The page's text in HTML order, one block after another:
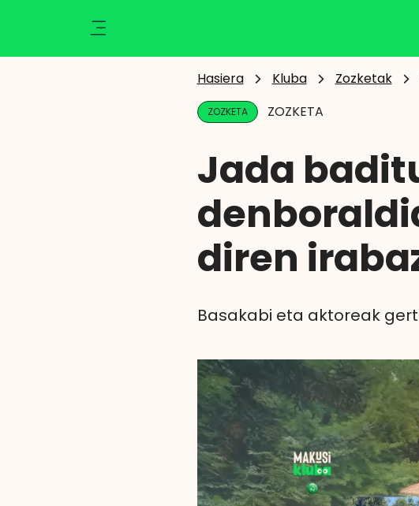
Hasiera Kluba Zozketak
ZOZKETA ZOZKETA
Jada
diren
Basakabi eta aktoreak